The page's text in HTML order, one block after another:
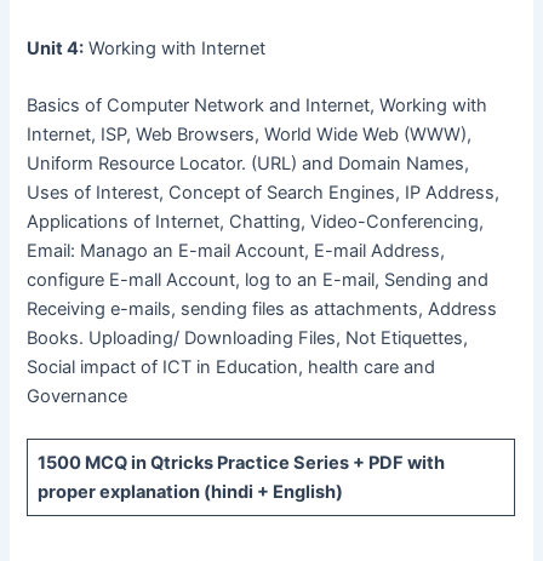
Unit 4: Working with Internet
Basics of Computer Network and Internet, Working with
Internet, ISP, Web Browsers, World Wide Web (WWW),
Uniform Resource Locator. (URL) and Domain Names,
Uses of Interest, Concept of Search Engines, IP Address,
Applications of Internet, Chatting, Video-Conferencing,
Email: Manago an E-mail Account, E-mail Address,
configure E-mall Account, log to an E-mail, Sending and
Receiving e-mails, sending files as attachments, Address
Books. Uploading/ Downloading Files, Not Etiquettes,
Social impact of ICT in Education, health care and
Governance
1500 MCQin Qtricks Practice Series + PDF with
proper explanation (hindi + English)